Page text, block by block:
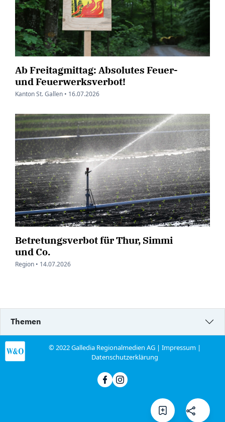
Ab Freitagmittag: Absolutes Feuer-
und Feuerwerksverbot!
Kanton St. Gallen • 16.07.2026
Betretungsverbot für Thur, Simmi
und Co.
Region • 14.07.2026
Themen
© 2022 Galledia Regionalmedien AG |Impressum |
Datenschutzerklärung